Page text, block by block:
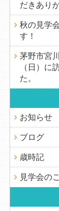
だきあり
秋の見学
す！
茅野市宮
（日）に
た。
お知らせ
ブログ
歳時記
見学会の